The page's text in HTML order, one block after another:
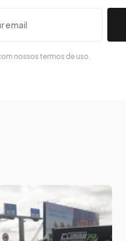
nossos termos de uso.